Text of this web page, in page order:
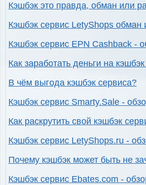
Кэшбэк это правда, обман или
Кэшбэк сервис LetyShops обман
Кэшбэк сервис EPN Cashback -
Как заработать деньги на
В чём выгода кэшбэк сервиса?
Кэшбэк сервис Smarty.Sale -
Как раскрутить свой кэшбэк
Кэшбэк сервис LetyShops.ru -
Почему кэшбэк может быть не
Кэшбэк сервис Ebates.com -